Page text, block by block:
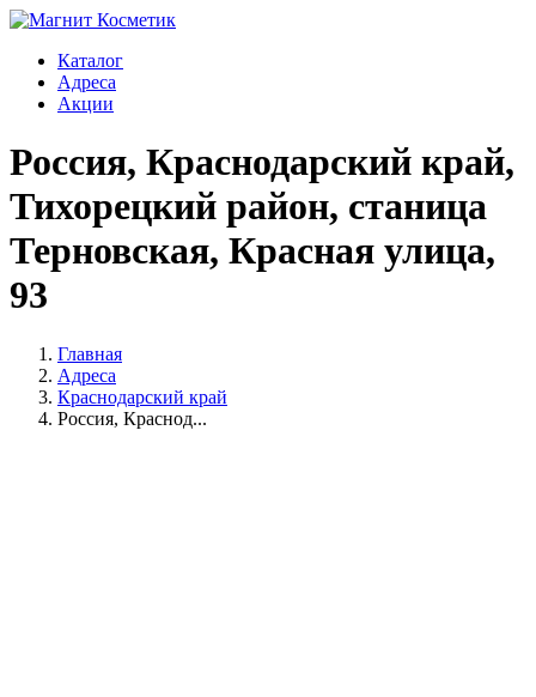
Каталог
Адреса
Акции
Россия, Краснодарский край,
Тихорецкий район, станица
Терновская, Красная улица,
93
Главная
Адреса
Краснодарский край
Россия, Краснод...